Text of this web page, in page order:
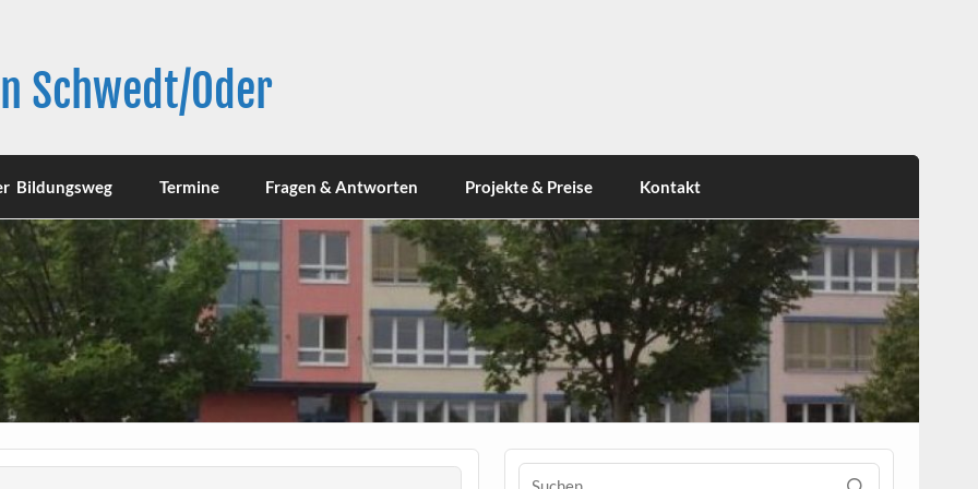
Schwedt/Oder
Bildungsweg Termine Fragen & Antworten Projekte & Preise Kontakt